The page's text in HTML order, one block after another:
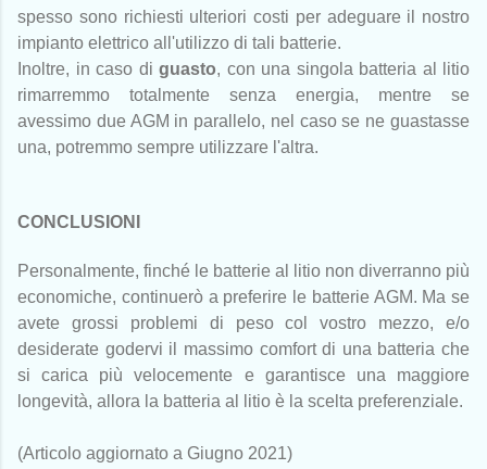
spesso sono richiesti ulteriori costi per adeguare il nostro
impianto elettrico all'utilizzo di tali batterie.
Inoltre, in caso di guasto, con una singola batteria al litio
rimarremmo totalmente senza energia, mentre se
avessimo due AGM in parallelo, nel caso se ne guastasse
una, potremmo sempre utilizzare l'altra.
CONCLUSIONI
Personalmente, finché le batterie al litio non diverranno più
economiche, continuerò a preferire le batterie AGM. Ma se
avete grossi problemi di peso col vostro mezzo, e/o
desiderate godervi il massimo comfort di una batteria che
si carica più velocemente e garantisce una maggiore
longevità, allora la batteria al litio è la scelta preferenziale.
(Articolo aggiornato a Giugno 2021)